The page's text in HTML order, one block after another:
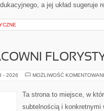
a jej układ sugeruje
- 2026 MOŻLIWOŚĆ
Ta strona to miejsce, w
subtelnością i konkretnymi